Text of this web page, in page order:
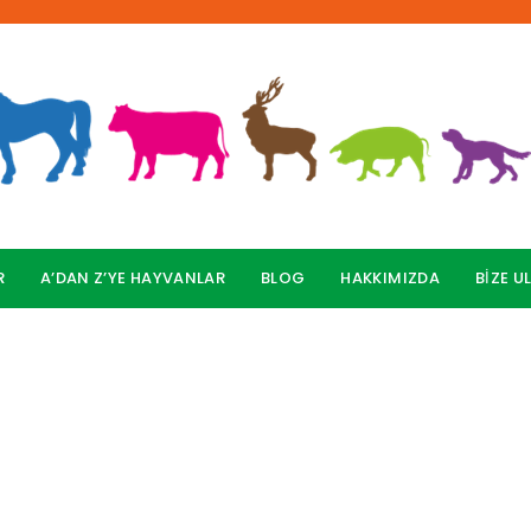
A’DAN Z’YE HAYVANLAR BLOG HAKKIMIZDA BİZE